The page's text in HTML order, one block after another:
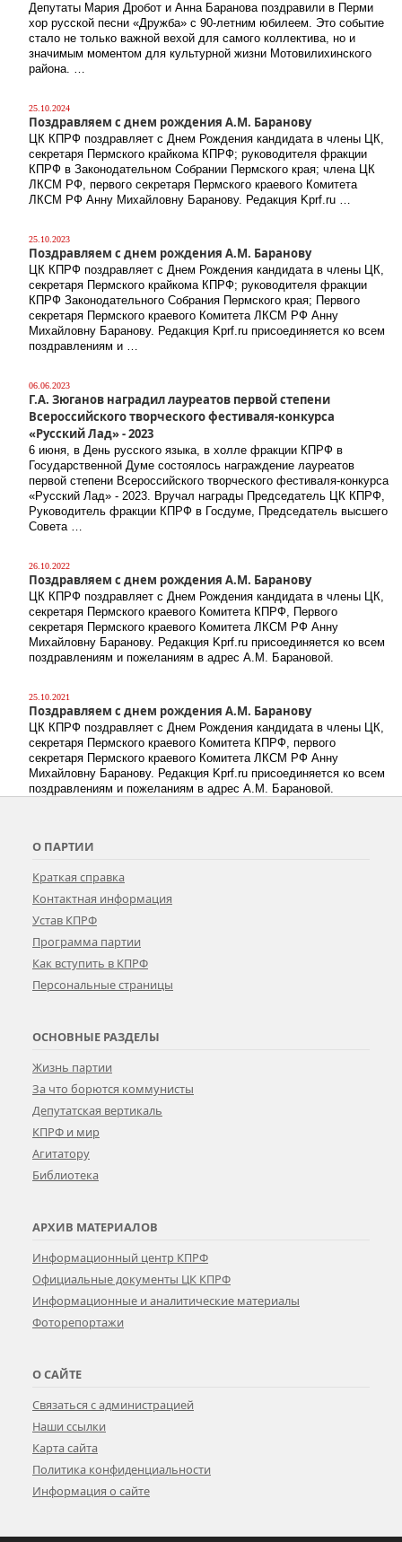
Депутаты Мария Дробот и Анна Баранова поздравили в Перми
хор русской песни «Дружба» с 90-летним юбилеем. Это событие
стало не только важной вехой для самого коллектива, но и
значимым моментом для культурной жизни Мотовилихинского
района. …
25.10.2024
Поздравляем с днем рождения А.М. Баранову
ЦК КПРФ поздравляет с Днем Рождения кандидата в члены ЦК,
секретаря Пермского крайкома КПРФ; руководителя фракции
КПРФ в Законодательном Собрании Пермского края; члена ЦК
ЛКСМ РФ, первого секретаря Пермского краевого Комитета
ЛКСМ РФ Анну Михайловну Баранову. Редакция Kprf.ru …
25.10.2023
Поздравляем с днем рождения А.М. Баранову
ЦК КПРФ поздравляет с Днем Рождения кандидата в члены ЦК,
секретаря Пермского крайкома КПРФ; руководителя фракции
КПРФ Законодательного Собрания Пермского края; Первого
секретаря Пермского краевого Комитета ЛКСМ РФ Анну
Михайловну Баранову. Редакция Kprf.ru присоединяется ко всем
поздравлениям и …
06.06.2023
Г.А. Зюганов наградил лауреатов первой степени
Всероссийского творческого фестиваля-конкурса
«Русский Лад» - 2023
6 июня, в День русского языка, в холле фракции КПРФ в
Государственной Думе состоялось награждение лауреатов
первой степени Всероссийского творческого фестиваля-конкурса
«Русский Лад» - 2023. Вручал награды Председатель ЦК КПРФ,
Руководитель фракции КПРФ в Госдуме, Председатель высшего
Совета …
26.10.2022
Поздравляем с днем рождения А.М. Баранову
ЦК КПРФ поздравляет с Днем Рождения кандидата в члены ЦК,
секретаря Пермского краевого Комитета КПРФ, Первого
секретаря Пермского краевого Комитета ЛКСМ РФ Анну
Михайловну Баранову. Редакция Kprf.ru присоединяется ко всем
поздравлениям и пожеланиям в адрес А.М. Барановой.
25.10.2021
Поздравляем с днем рождения А.М. Баранову
ЦК КПРФ поздравляет с Днем Рождения кандидата в члены ЦК,
секретаря Пермского краевого Комитета КПРФ, первого
секретаря Пермского краевого Комитета ЛКСМ РФ Анну
Михайловну Баранову. Редакция Kprf.ru присоединяется ко всем
поздравлениям и пожеланиям в адрес А.М. Барановой.
О ПАРТИИ
Краткая справка
Контактная информация
Устав КПРФ
Программа партии
Как вступить в КПРФ
Персональные страницы
ОСНОВНЫЕ РАЗДЕЛЫ
Жизнь партии
За что борются коммунисты
Депутатская вертикаль
КПРФ и мир
Агитатору
Библиотека
АРХИВ МАТЕРИАЛОВ
Информационный центр КПРФ
Официальные документы ЦК КПРФ
Информационные и аналитические материалы
Фоторепортажи
О САЙТЕ
Связаться с администрацией
Наши ссылки
Карта сайта
Политика конфиденциальности
Информация о сайте